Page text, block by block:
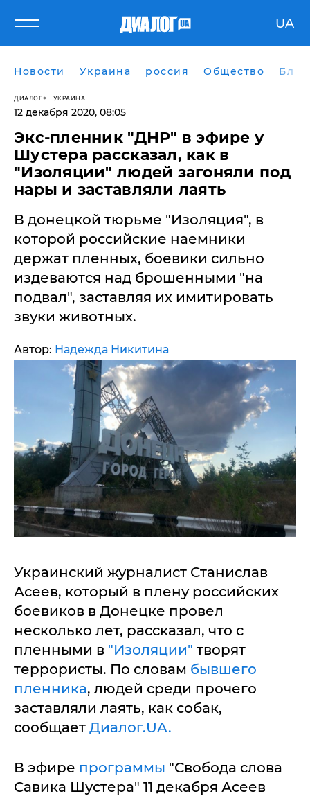
UA
Новости Украина россия Общество
ДИАЛОГ УКРАИНА
12 декабря 2020, 08:05
Экс-пленник "ДНР" в эфире у
Шустера рассказал, как в
"Изоляции" людей загоняли под
нары и заставляли лаять
В донецкой тюрьме "Изоляция", в
которой российские наемники
держат пленных, боевики сильно
издеваются над брошенными "на
подвал", заставляя их имитировать
звуки животных.
Автор: Надежда Никитина
Украинский журналист Станислав
Асеев, который в плену российских
боевиков в Донецке провел
несколько лет, рассказал, что с
пленными в "Изоляции" творят
террористы. По словам бывшего
пленника, людей среди прочего
заставляли лаять, как собак,
сообщает Диалог.UA.
В эфире программы "Свобода слова
Савика Шустера" 11 декабря Асеев